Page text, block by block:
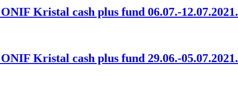
Kristal cash plus fund 06.07.-12.07.2021.
Kristal cash plus fund 29.06.-05.07.2021.